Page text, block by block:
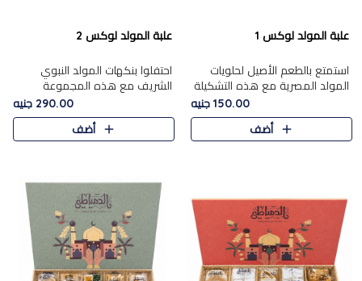
علبة المولد لوكس 1
استمتع بالطعم الأصيل لحلويات
المولد المصرية مع هذه التشكيلة
المختارة بعناية من 9 قطع. تتضمن
التشكيلة جوزرية مع فول،ملبان
150.00 جنيه
أضف
علبة المولد لوكس 2
احتفلوا بنكهات المولد النبوي
الشريف مع هذه المجموعة
الفاخرة المكونة من 19 قطعة،
والتي تم اختيارها بعناية فائقة لتُبرز
تشكيلة واسعة من الحلويات
290.00 جنيه
أضف